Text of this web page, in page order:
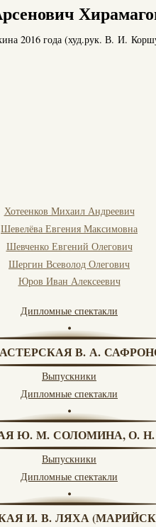
2016 года (худ.рук. В. И.
Хотеенков Михаил Андреевич
Шевелёва Евгения Максимовна
Шевченко Евгений Олегович
Шергин Всеволод Олегович
Юров Иван Алексеевич
Дипломные спектакли
В. А.
Выпускники
Дипломные спектакли
Ю. М. СОЛОМИНА, О.
Выпускники
Дипломные спектакли
И. В. ЛЯХА